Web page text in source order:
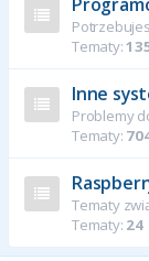
Tematy:
Inne
Problemy
Tematy:
Tematy
Tematy: 24